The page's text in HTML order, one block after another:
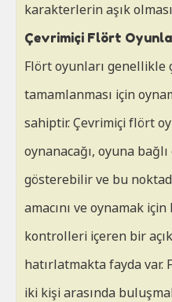
karakterlerin aşık
Çevrimiçi Flört
Flört oyunları genellikle
tamamlanması için
sahiptir. Çevrimiçi flört
oynanacağı, oyuna
gösterebilir ve bu
amacını ve oynamak
kontrolleri içeren bir
hatırlatmakta fayda var.
iki kişi arasında